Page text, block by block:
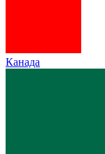
Канада